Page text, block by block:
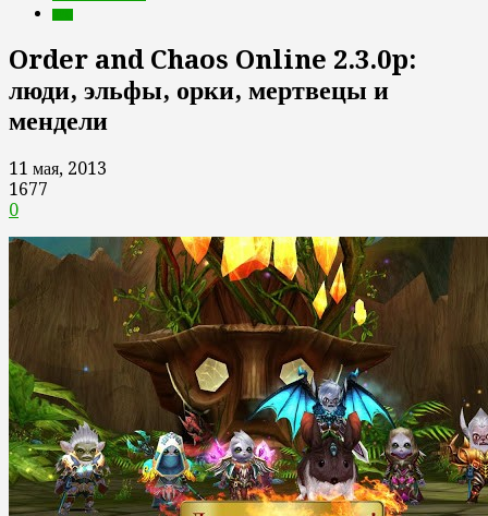
Order and Chaos Online 2.3.0p:
люди, эльфы, орки, мертвецы и
мендели
11 мая, 2013
1677
0